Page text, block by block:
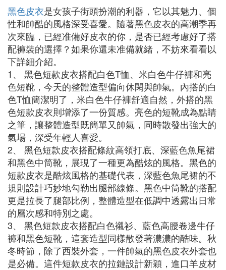
黑色皮衣是女孩子街頭扮潮的利器，它以其魅力、個
性和帥酷的風格深受喜愛。隨著黑色皮衣的高潮季再
次來臨，已經准備好皮衣的你，是否已經考慮好了搭
配褲裝的選擇？如果你還未准備就緒，不妨來看看以
下詳細介紹。
1、 黑色短款皮衣搭配白色T恤、米白色牛仔褲和亮
色短靴，今天的整體造型偏向休閑與帥氣。內搭的白
色T恤簡潔明了，米白色牛仔褲舒適自然，外搭的黑
色短款皮衣則增添了一份質感。亮色的短靴成為點睛
之筆，讓整體造型既簡單又帥氣，同時散發出強大的
氣場，深受年輕人喜愛。
2、 黑色短款皮衣搭配條紋高領打底、深藍色魚尾裙
和黑色中筒靴，展現了一種更為酷炫的風格。黑色的
短款皮衣是酷炫風格的基礎代表，深藍色魚尾裙的不
規則設計巧妙地勾勒出腿部線條。黑色中筒靴的搭配
更是拉長了腿部比例，整體造型在低調中透露出日常
的層次感和特別之處。
3、 黑色短款皮衣搭配白色襯衫、藍色高腰卷邊牛仔
褲和黑色短靴，這套造型同樣散發著濃濃的酷味。秋
冬時節，除了西裝外套，一件帥氣的黑色皮衣外套也
是必備。這件短款皮衣的拉鏈設計新穎，進口羊皮材